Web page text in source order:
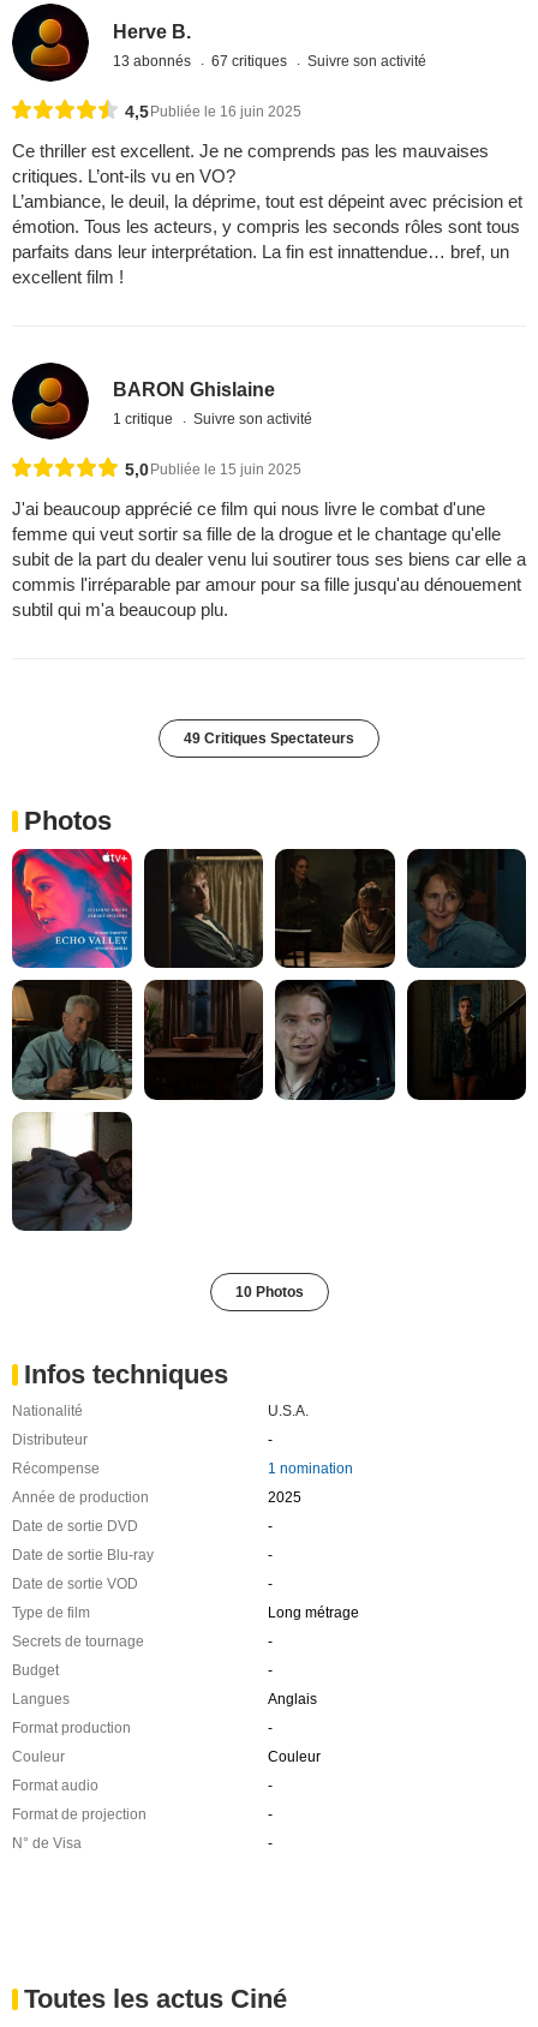
Herve B.
13 abonnés 67 critiques Suivre son activité
4,5Publiée le 16 juin 2025
Ce thriller est excellent. Je ne comprends pas les mauvaises
critiques. L’ont-ils vu en VO?
L’ambiance, le deuil, la déprime, tout est dépeint avec précision et
émotion. Tous les acteurs, y compris les seconds rôles sont tous
parfaits dans leur interprétation. La fin est innattendue… bref, un
excellent film !
BARON Ghislaine
1 critique Suivre son activité
5,0Publiée le 15 juin 2025
J'ai beaucoup apprécié ce film qui nous livre le combat d'une
femme qui veut sortir sa fille de la drogue et le chantage qu'elle
subit de la part du dealer venu lui soutirer tous ses biens car elle a
commis l'irréparable par amour pour sa fille jusqu'au dénouement
subtil qui m'a beaucoup plu.
49 Critiques Spectateurs
Photos
10 Photos
Infos techniques
Nationalité
U.S.A.
Distributeur
-
Récompense
1 nomination
Année de production
2025
Date de sortie DVD
-
Date de sortie Blu-ray
-
Date de sortie VOD
-
Type de film
Long métrage
Secrets de tournage
-
Budget
-
Langues
Anglais
Format production
-
Couleur
Couleur
Format audio
-
Format de projection
-
N° de Visa
-
Toutes les actus Ciné